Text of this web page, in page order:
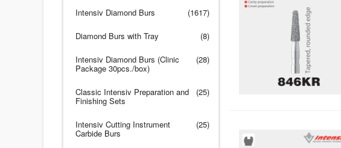
Intensiv Diamond Burs (1617)
Diamond Burs with Tray (8)
Intensiv Diamond Burs (Clinic
Package 30pcs./box)
(28)
Classic Intensiv Preparation and
Finishing Sets
(25)
Intensiv Cutting Instrument
Carbide Burs
(25)